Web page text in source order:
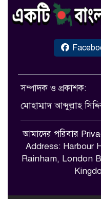
সম্পাদক ও প্রকাশক:
মোহাম্মাদ আব্দুল্লাহ
আমাদের পরিবার
Address: Harbour
Rainham, London